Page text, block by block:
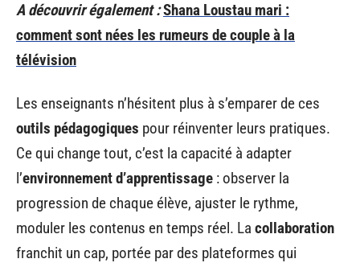
A découvrir également :Shana Loustau mari :
comment sont nées les rumeurs de couple à la
télévision
Les enseignants n’hésitent plus à s’emparer de ces
outils pédagogiques pour réinventer leurs pratiques.
Ce qui change tout, c’est la capacité à adapter
l’environnement d’apprentissage : observer la
progression de chaque élève, ajuster le rythme,
moduler les contenus en temps réel. La collaboration
franchit un cap, portée par des plateformes qui